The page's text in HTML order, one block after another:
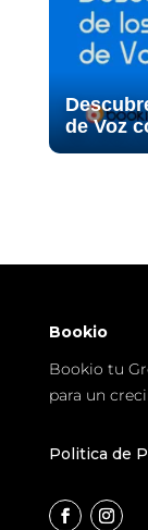
de Voz
Bookio
Bookio tu
para un
Politica de